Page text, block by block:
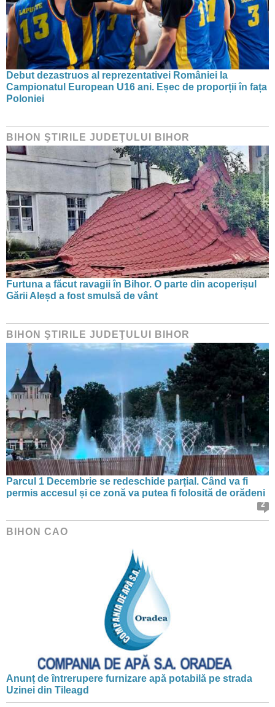
Debut dezastruos al reprezentativei României la
Campionatul European U16 ani. Eșec de proporții în fața
Poloniei
BIHON ŞTIRILE JUDEŢULUI BIHOR
Furtuna a făcut ravagii în Bihor. O parte din acoperișul
Gării Aleșd a fost smulsă de vânt
BIHON ŞTIRILE JUDEŢULUI BIHOR
Parcul 1 Decembrie se redeschide parțial. Când va fi
permis accesul și ce zonă va putea fi folosită de orădeni
2
BIHON CAO
Anunț de întrerupere furnizare apă potabilă pe strada
Uzinei din Tileagd